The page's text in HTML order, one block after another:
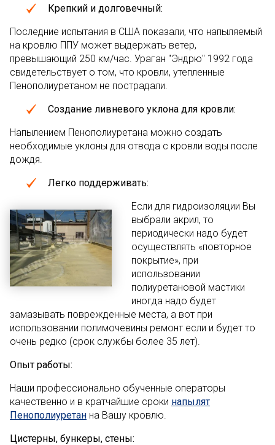
Крепкий и долговечный:
Последние испытания в США показали, что напыляемый
на кровлю ППУ может выдержать ветер,
превышающий 250 км/час. Ураган "Эндрю" 1992 года
свидетельствует о том, что кровли, утепленные
Пенополиуретаном не пострадали.
Создание ливневого уклона для кровли:
Напылением Пенополиуретана можно создать
необходимые уклоны для отвода с кровли воды после
дождя.
Легко поддерживать:
Если для гидроизоляции Вы
выбрали акрил, то
периодически надо будет
осуществлять «повторное
покрытие», при
использовании
полиуретановой мастики
иногда надо будет
замазывать поврежденные места, а вот при
использовании полимочевины ремонт если и будет то
очень редко (срок службы более 35 лет).
Опыт работы:
Наши профессионально обученные операторы
качественно и в кратчайшие сроки напылят
Пенополиуретан на Вашу кровлю.
Цистерны, бункеры, стены: